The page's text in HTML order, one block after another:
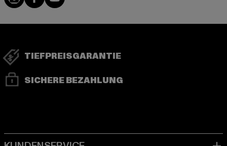
TIEFPREISGARANTIE
SICHERE BEZAHLUNG